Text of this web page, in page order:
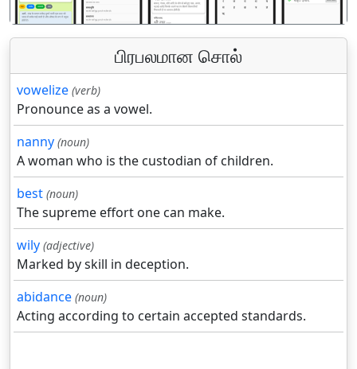
பிரபலமான சொல்
vowelize (verb)
Pronounce as a vowel.
nanny (noun)
A woman who is the custodian of children.
best (noun)
The supreme effort one can make.
wily (adjective)
Marked by skill in deception.
abidance (noun)
Acting according to certain accepted standards.